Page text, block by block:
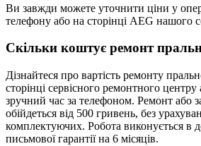
Ви завжди можете уточнити ціни у
телефону або на сторінці AEG нашого
Скільки коштує ремонт
Дізнайтеся про вартість ремонту
сторінці сервісного ремонтного
зручний час за телефоном. Ремонт або
обійдеться від 500 гривень, без
комплектуючих. Робота виконується в
письмової гарантії на 6 місяців.